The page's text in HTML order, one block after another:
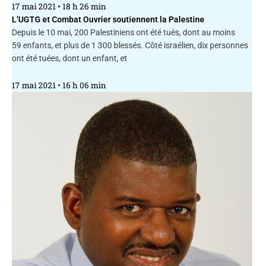
17 mai 2021 18 h 26 min
L’UGTG et Combat Ouvrier soutiennent la Palestine
Depuis le 10 mai, 200 Palestiniens ont été tués, dont au moins
59 enfants, et plus de 1 300 blessés. Côté israélien, dix personnes
ont été tuées, dont un enfant, et
17 mai 2021 16 h 06 min